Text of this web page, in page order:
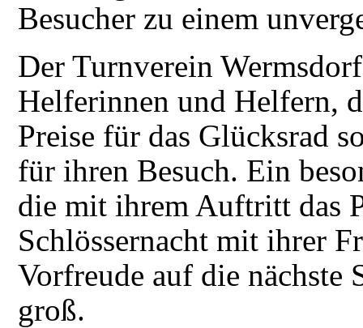
Besucher zu einem
Der Turnverein
Helferinnen und Helfern,
Preise für das Glücksrad
für ihren Besuch. Ein
die mit ihrem Auftritt das
Schlössernacht mit ihrer
Vorfreude auf die nächste
groß.